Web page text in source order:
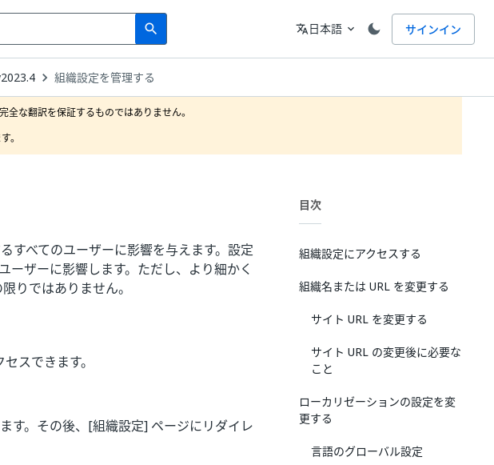
search
Search 言語
translate日本語 expand_more サインイン
組織設定を管理する
な翻訳を保証するものではありません。
。
べてのユーザーに影響を与えます。設定
ーザーに影響します。ただし、より細かく
りではありません。
スできます。
す。その後、[組織設定] ページにリダイレ
目次
組織設定にアクセスする
組織名または URL を変更する
サイト URL を変更する
サイト URL の変更後に必要な
こと
ローカリゼーションの設定を変
更する
言語のグローバル設定